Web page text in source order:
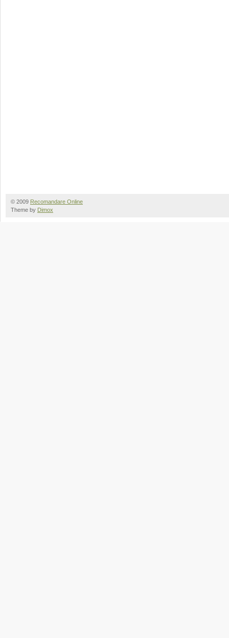
© 2009 Recomandare Online
Theme by Dimox